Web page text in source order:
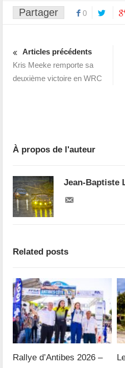
Partager 0
Articles précédents
Kris Meeke remporte sa
deuxième victoire en WRC
À propos de l'auteur
Jean-Baptiste
Related posts
Rallye d’Antibes 2026 –